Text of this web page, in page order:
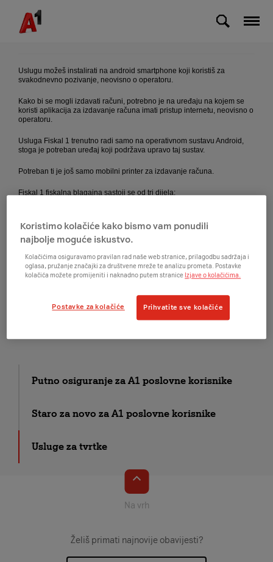
Skip to Main Content
Što mi je sve potrebno za korištenje Fiskalne
blagajne?
Uslugu možeš instalirati na android smartphone koji koristiš za
svakodnevno pozivanje, neovisno o operatoru.
Kako bi se mogli izdavati računi, potrebno je na uređaju na kojem se
koristi aplikacija za izdavanje računa imati pristup internetu, neovisno o
operatoru.
Usluga Fiskal 1 trenutno radi samo na operativnom sustavu Android,
stoga je potreban uređaj koji podržava upravo taj sustav.
Potreban ti je još samo mobilni printer za izdavanje računa.
Fiskal 1 fiskalna blagajna sastoji se od tri dijela:
administracijskog sučelja (Backoffice) unutar kojega postavljaš
djelatnost, unosiš artikle i usluge te nadzireš promet svih
klijentske aplikacije koja služi za izdavanje računa
ovdje.
Putno osiguranje za A1 poslovne korisnike
Staro za novo za A1 poslovne korisnike
Usluge za tvrtke
Na vrh
Želiš primati najnovije obavijesti?
Koristimo kolačiće kako bismo vam ponudili
najbolje moguće iskustvo.
Kolačićima osiguravamo pravilan rad naše web stranice, prilagodbu sadržaja i
oglasa, pružanje značajki za društvene mreže te analizu prometa. Postavke
kolačića možete promijeniti i naknadno putem stranice Izjave o kolačićima.
Postavke za kolačiće Prihvatite sve kolačiće